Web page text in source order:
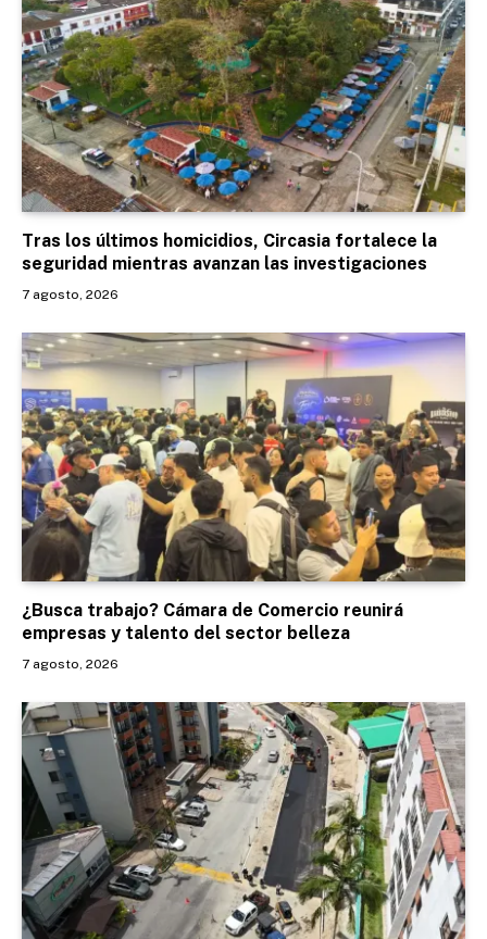
Tras los últimos homicidios, Circasia fortalece la
seguridad mientras avanzan las investigaciones
7 agosto, 2026
¿Busca trabajo? Cámara de Comercio reunirá
empresas y talento del sector belleza
7 agosto, 2026